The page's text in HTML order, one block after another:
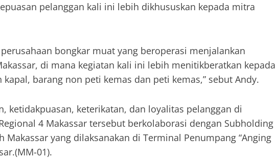
pelanggan kali ini lebih dikhususkan kepada mitra
bongkar muat yang beroperasi menjalankan
di mana kegiatan kali ini lebih menitikberatkan kepada
barang non peti kemas dan peti kemas,” sebut Andy.
ketidakpuasan, keterikatan, dan loyalitas pelanggan di
4 Makassar tersebut berkolaborasi dengan Subholding
Makassar yang dilaksanakan di Terminal Penumpang “Anging
01).